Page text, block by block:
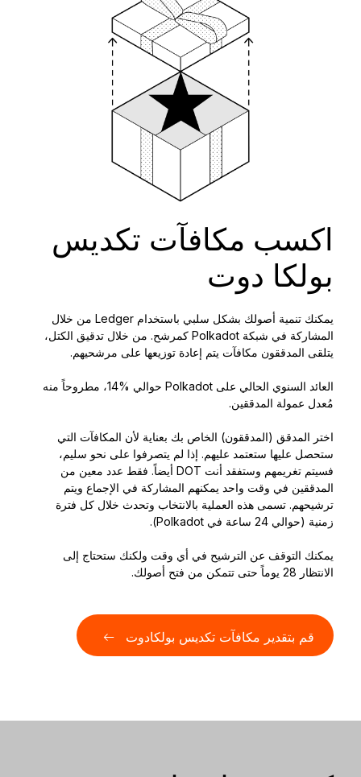
اكسب مكافآت تكديس
بولكا دوت
يمكنك تنمية أصولك بشكل سلبي باستخدام Ledger من خلال
المشاركة في شبكة Polkadot كمرشح. من خلال تدقيق الكتل،
يتلقى المدققون مكافآت يتم إعادة توزيعها على مرشحيهم.
العائد السنوي الحالي على Polkadot حوالي %14، مطروحاً منه
مُعدل عمولة المدققين.
اختر المدقق (المدققون) الخاص بك بعناية لأن المكافآت التي
ستحصل عليها ستعتمد عليهم. إذا لم يتصرفوا على نحو سليم،
فسيتم تغريمهم وستفقد أنت DOT أيضاً. فقط عدد معين من
المدققين في وقت واحد يمكنهم المشاركة في الإجماع ويتم
ترشيحهم. تسمى هذه العملية بالانتخاب وتحدث خلال كل فترة
زمنية (حوالي 24 ساعة في Polkadot).
يمكنك التوقف عن الترشيح في أي وقت ولكنك ستحتاج إلى
الانتظار 28 يوماً حتى تتمكن من فتح أصولك.
قم بتقدير مكافآت تكديس بولكادوت